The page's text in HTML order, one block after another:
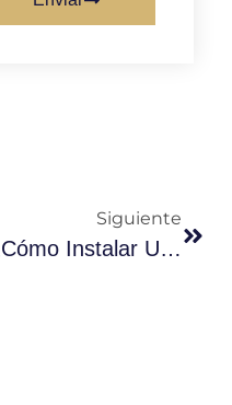
Siguiente
¿Cómo Instalar Un Sistema De Lastre Para Paneles Solares En Un Techo Plano?